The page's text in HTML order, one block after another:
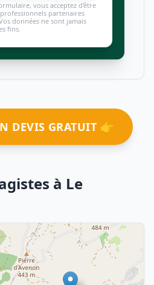
vous acceptez d'être
partenaires
données ne sont jamais
fins.
DEVIS GRATUIT 👉
à Le